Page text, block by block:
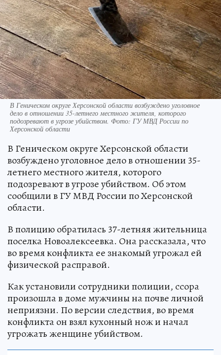
В Геническом округе Херсонской области возбуждено уголовное
дело в отношении 35-летнего местного жителя, которого
подозревают в угрозе убийством. Фото: ГУ МВД России по
Херсонской области
В Геническом округе Херсонской области
возбуждено уголовное дело в отношении 35-
летнего местного жителя, которого
подозревают в угрозе убийством. Об этом
сообщили в ГУ МВД России по Херсонской
области.
В полицию обратилась 37-летняя жительница
поселка Новоалексеевка. Она рассказала, что
во время конфликта ее знакомый угрожал ей
физической расправой.
Как установили сотрудники полиции, ссора
произошла в доме мужчины на почве личной
неприязни. По версии следствия, во время
конфликта он взял кухонный нож и начал
угрожать женщине убийством.